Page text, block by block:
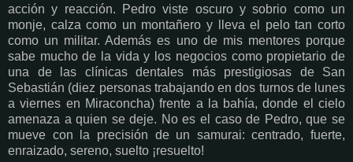
acción y reacción. Pedro viste oscuro y sobrio como un
monje, calza como un montañero y lleva el pelo tan corto
como un militar. Además es uno de mis mentores porque
sabe mucho de la vida y los negocios como propietario de
una de las clínicas dentales más prestigiosas de San
Sebastián (diez personas trabajando en dos turnos de lunes
a viernes en Miraconcha) frente a la bahía, donde el cielo
amenaza a quien se deje. No es el caso de Pedro, que se
mueve con la precisión de un samurai: centrado, fuerte,
enraizado, sereno, suelto ¡resuelto!